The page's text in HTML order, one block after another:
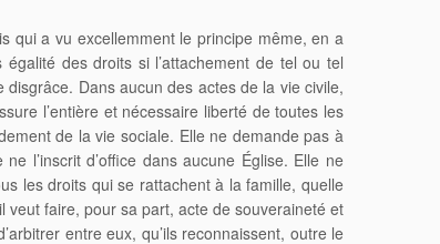
qui a vu excellemment le principe même, en a
des droits si l’attachement de tel ou tel
Dans aucun des actes de la vie civile,
l’entière et nécessaire liberté de toutes les
de la vie sociale. Elle ne demande pas à
l’inscrit d’office dans aucune Église. Elle ne
les droits qui se rattachent à la famille, quelle
veut faire, pour sa part, acte de souveraineté et
entre eux, qu’ils reconnaissent, outre le